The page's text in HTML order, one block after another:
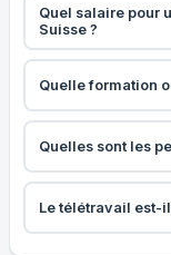
Quel salaire pour
Suisse ?
Quelle formation
Quelles sont les
Le télétravail est-